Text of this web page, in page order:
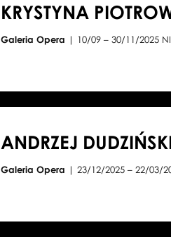
KRYSTYNA
Galeria Opera | 10/09 – 30/11/2025
ANDRZEJ
Galeria Opera | 23/12/2025 – 22/03/